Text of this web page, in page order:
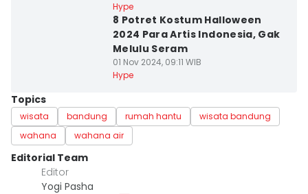
Hype
8 Potret Kostum Halloween
2024 Para Artis Indonesia, Gak
Melulu Seram
01 Nov 2024, 09:11 WIB
Hype
Topics
wisata bandung rumah hantu
wisata bandung
wahana
wahana air
Editorial Team
Editor
Yogi Pasha